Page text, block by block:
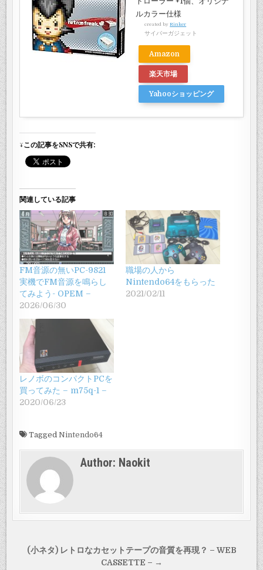
ルカラー仕様
created byRinker
サイバーガジェット
Amazon
楽天市場
Yahooショッピング
↓この記事をSNSで共有:
関連している記事
FM音源の無いPC-9821
実機でFM音源を鳴らし
てみよう- OPEM –
2026/06/30
職場の人から
Nintendo64をもらった
2021/02/11
レノボのコンパクトPCを
買ってみた – m75q-1 –
2020/06/23
TaggedNintendo64
Author: Naokit
投(小ネタ) レトロなカセットテープの音質を再現？ – WEB
CASSETTE – →